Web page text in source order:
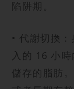
陷阱期。
• 代謝切換
入的 16 小
儲存的脂肪